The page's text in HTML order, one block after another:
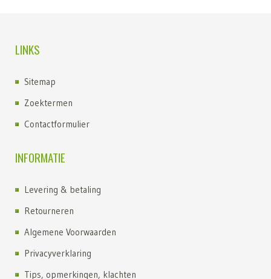
LINKS
Sitemap
Zoektermen
Contactformulier
INFORMATIE
Levering & betaling
Retourneren
Algemene Voorwaarden
Privacyverklaring
Tips, opmerkingen, klachten